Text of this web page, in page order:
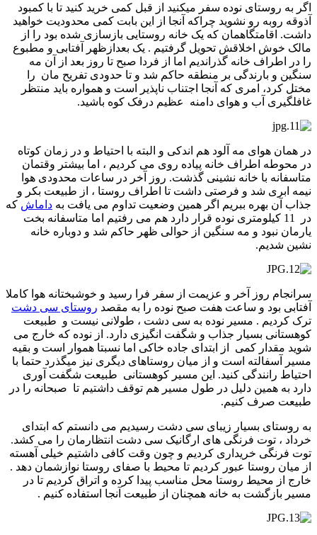
اگر به روستای نوده سفر میکنید از قبل کمی خرید کنید تا با کمبود
آذوقه روبه رو نشوید چراکه آنجا از این بابت کمی محدودیت خواهید
داشت. اقامتگاهمان که یک خانه روستایی بازسازی شده بود را از
مالک خوش اخلاقش تحویل گرفتیم . یک بعدازظهر آفتابی و مطبوع
را در اطراف خانه گذراندیم اما از فردا صبح تا روز بعد از آن مه
سنگین و بارندگی بر منطقه حاکم شد و تا حدودی تفریح مان را
مختل کرد، امری که آنجا اجتناب ناپذیر است و همواره باید منتظر
غافلگیری آب و هوای دامنه عظیم درفک کوه باشید.
در همان هوای مه آلود هم اندکی و البته با احتیاط و در زمان کوتاه
در محوطه اطراف خانه پیاده روی می کردیم ، اما بیشتر وقتمان
متاسفانه با خانه نشینی گذشت. روز آخر در ساعات محدودی هوا
نیمه ابری شد و فرصتی داشت تا اطراف روستا ، از طبیعت بکر و
جذاب آن بهره ببریم اگر همین وضعیت تداوم می یافت به داماش که
در 11 کیلومتری نوده قرار دارد هم می رفتیم اما متاسفانه بخت
یارمان نبود و مه سنگین از حوالی ظهر حاکم شد و دوباره خانه
نشین شدیم.
سرانجام روز آخر و عزیمت از سفر فرا رسید و خوشبختانه هوا کاملا
آفتابی بود و ساعت هفت صبح نوده را به مقصد روستای سی دشت
ترک کردیم . مسیر نوده به سی دشت ، طولانی نیست و طبیعت
کوهستانی بسیار جذاب و شگفت انگیزی دارد. از نوده که خارج می
شوید مقدار کمی از ابتدای جاده خاکی اما نسبتا هموار است و بقیه
مسیر آسفالته است و از میان روستاهای دیگری نیز میگذرد حتما با
احتیاط رانندگی کنید. این مسیر کوهستانی طبیعت شگفت آوری
دارد به همین دلیل در طول مسیر هم توقف داشتیم تا صبحانه را در
طبیعت صرف کنیم.
به روستای بسیار زیبای سی دشت رسیدیم می دانستم که ابتدای
خرداد ، توت فرنگی های ارگانیک سی دشت انتظارمان را می کشد.
توت فرنگی خریداری کردیم و چون وقت کافی داشتیم خیلی آهسته
از میان روستا عبور کردیم تا محیط با صفای روستا نوازشمان دهد .
خارج از محیط روستا محل مناسب پیدا کرده و اتراق کردیم تا در
مسیر بازگشت به خانه همچنان از طبیعت آنجا استفاده کنیم .